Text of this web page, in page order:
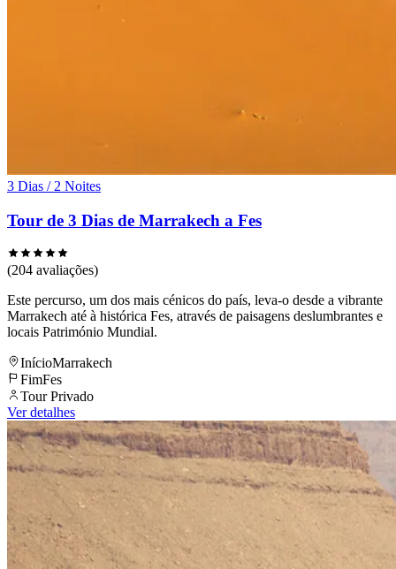
3 Dias / 2 Noites
Tour de 3 Dias de Marrakech a Fes
(204 avaliações)
Este percurso, um dos mais cénicos do país, leva-o desde a vibrante
Marrakech até à histórica Fes, através de paisagens deslumbrantes e
locais Património Mundial.
InícioMarrakech
FimFes
Tour Privado
Ver detalhes